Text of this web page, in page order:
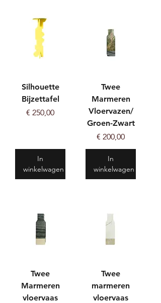
Silhouette
Bijzettafel
Prijs
€ 250,00
In
winkelwagen
Twee
Marmeren
Vloervazen/
Groen-Zwart
Prijs
€ 200,00
In
winkelwagen
Twee
Marmeren
vloervaas
Twee
marmeren
vloervaas